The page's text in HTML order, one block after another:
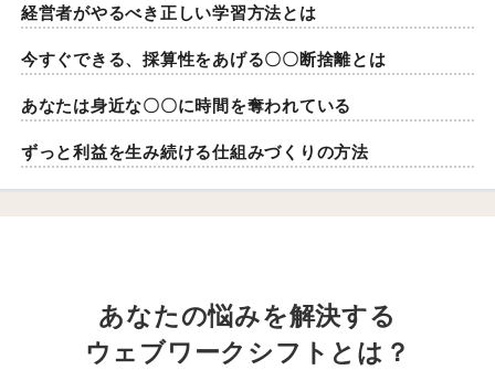
経営者がやるべき正しい学習方法とは
今すぐできる、採算性をあげる〇〇断捨離とは
あなたは身近な〇〇に時間を奪われている
ずっと利益を生み続ける仕組みづくりの方法
あなたの悩みを解決する
ウェブワークシフト とは？